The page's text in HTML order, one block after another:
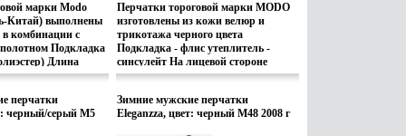
марки Modo
Китай) выполнены
комбинации с
Подкладка
Длина
точки
SG06-29
Eleganzza Цвет:
перчатки
черный/серый M5
Перчатки тороговой марки MODO
изготовлены из кожи велюр и
трикотажа черного цвета
Подкладка - флис утеплитель -
синсулейт На лицевой стороне
декоративные швы "три луча" На
Длина манжеты от нижней точки
большого пальца до края перчатки
Зимние мужские перчатки
Eleganzza, цвет: черный M48 2008 г